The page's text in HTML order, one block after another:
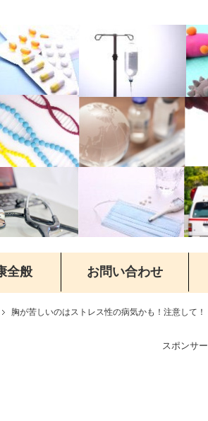
全般 お問い合わせ
胸が苦しいのはストレス性の病気かも！注意して！
スポンサ